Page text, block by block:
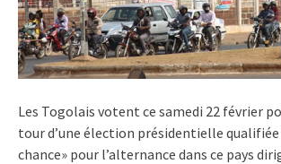
Les Togolais votent ce samedi 22 février
tour d’une élection présidentielle qualifiée
chance» pour l’alternance dans ce pays